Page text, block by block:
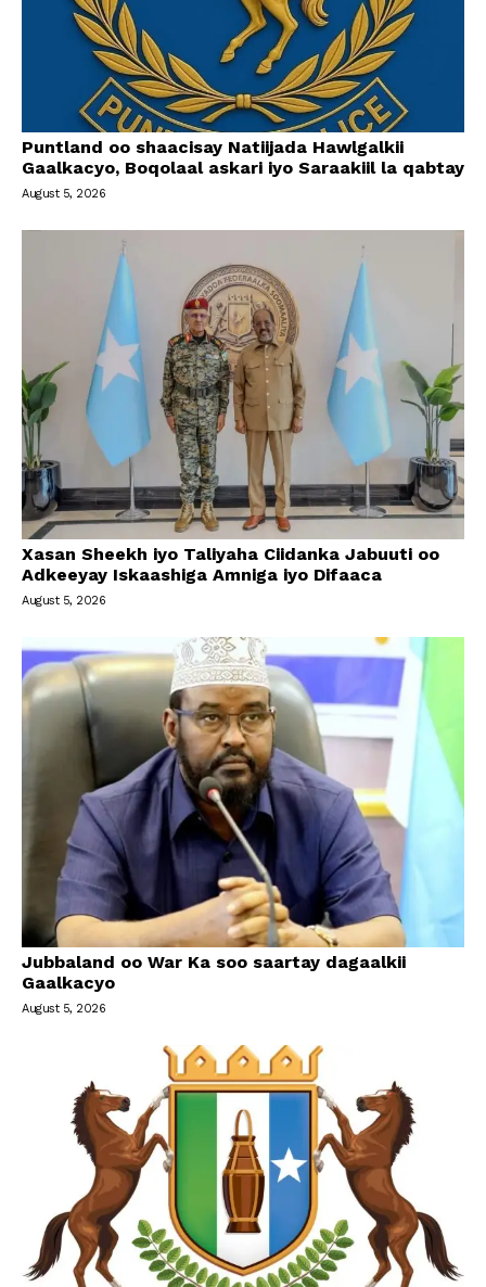
Puntland oo shaacisay Natiijada Hawlgalkii
Gaalkacyo, Boqolaal askari iyo Saraakiil la qabtay
August 5, 2026
Xasan Sheekh iyo Taliyaha Ciidanka Jabuuti oo
Adkeeyay Iskaashiga Amniga iyo Difaaca
August 5, 2026
Jubbaland oo War Ka soo saartay dagaalkii
Gaalkacyo
August 5, 2026